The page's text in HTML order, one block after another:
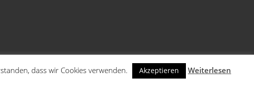
dass wir Cookies verwenden. Akzeptieren Weiterlesen